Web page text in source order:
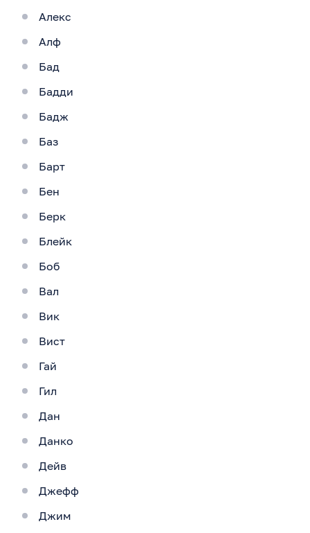
Алекс
Алф
Бад
Бадди
Бадж
Баз
Барт
Бен
Берк
Блейк
Боб
Вал
Вик
Вист
Гай
Гил
Дан
Данко
Дейв
Джефф
Джим